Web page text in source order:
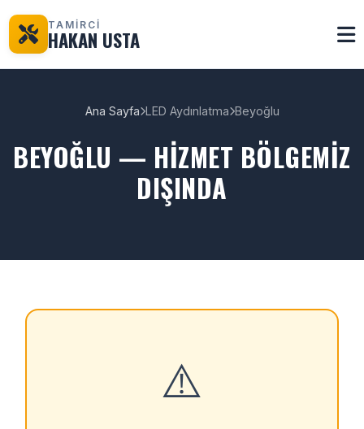
TAMİRCİ
HAKAN USTA
Ana Sayfa LED Aydınlatma Beyoğlu
BEYOĞLU — HIZMET BÖLGEMIZ
DIŞINDA
⚠️